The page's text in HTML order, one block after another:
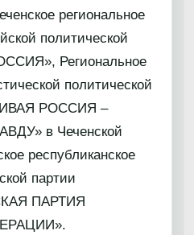
региональное
политической
Региональное
политической
РОССИЯ –
в Чеченской
республиканское
партии
ПАРТИЯ